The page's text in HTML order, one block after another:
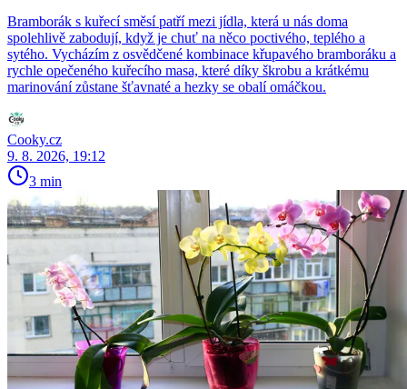
Bramborák s kuřecí směsí patří mezi jídla, která u nás doma
spolehlivě zabodují, když je chuť na něco poctivého, teplého a
sytého. Vycházím z osvědčené kombinace křupavého bramboráku a
rychle opečeného kuřecího masa, které díky škrobu a krátkému
marinování zůstane šťavnaté a hezky se obalí omáčkou.
Cooky.cz
9. 8. 2026, 19:12
3 min